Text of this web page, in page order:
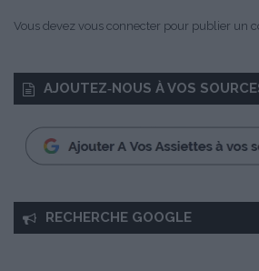
Vous devez vous connecter pour publier un
AJOUTEZ‑NOUS À VOS
RECHERCHE GOOGLE